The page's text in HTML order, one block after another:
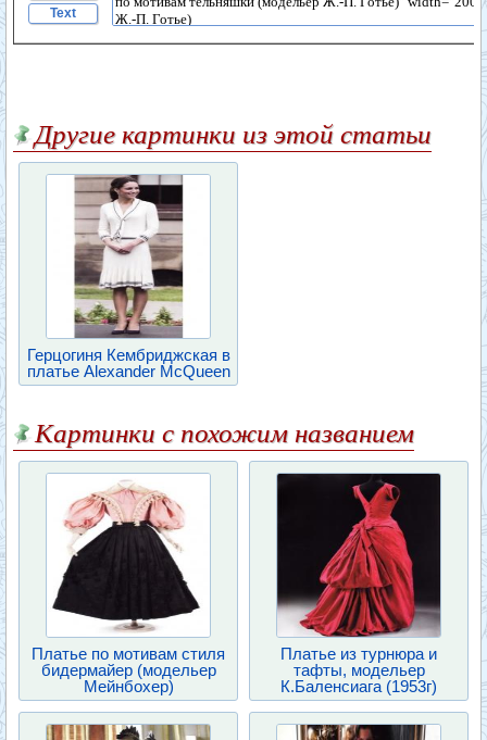
Text
Другие картинки из этой статьи
Герцогиня Кембриджская в
платье Alexander McQueen
Картинки с похожим названием
Платье по мотивам стиля
бидермайер (модельер
Мейнбохер)
Платье из турнюра и
тафты, модельер
К.Баленсиага (1953г)